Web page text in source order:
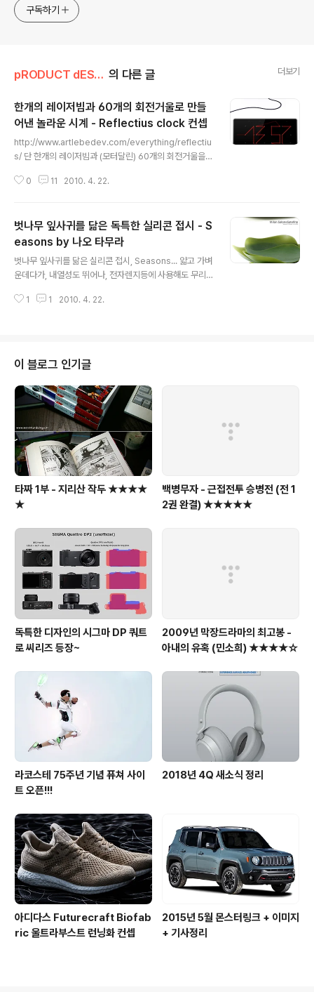
구독하기
pRODUCT dESIGN 의 다른 글 더보기
한개의 레이저빔과 60개의 회전거울로 만들
어낸 놀라운 시계 - Reflectius clock 컨셉
http://www.artlebedev.com/everything/reflectiu
s/ 단 한개의 레이저빔과 (모터달린) 60개의 회전거울을
bedev Studio 홈페이지에 들어가면 상세한 제작과정과
(art director), Anatol Latotin (designer), Alexei S
harshakov + Hyuh Jin Lee (industrial designer
s), Alexander Pozdeyev (modeler), Maxim Pavl
ukhin (engineer), Dmitry ..
0 11 2010. 4. 22.
벗나무 잎사귀를 닮은 독특한 실리콘 접시 - S
easons by 나오 타무라
벗나무 잎사귀를 닮은 실리콘 접시, Seasons... 얇고 가벼
운데다가, 내열성도 뛰어나, 전자렌지등에 사용해도 무리
박람회인 Salone Internazionale del Mobile 2010
1 1 2010. 4. 22.
이 블로그 인기글
타짜 1부 - 지리산 작두 ★★★★
★
백병무자 - 근접전투 승병전 (전 1
2권 완결) ★★★★★
독특한 디자인의 시그마 DP 쿼트
로 씨리즈 등장~
2009년 막장드라마의 최고봉 -
아내의 유혹 (민소희) ★★★★☆
라코스테 75주년 기념 퓨쳐 사이
트 오픈!!!
2018년 4Q 새소식 정리
아디다스 Futurecraft Biofab
ric 울트라부스트 런닝화 컨셉
2015년 5월 몬스터링크 + 이미지
+ 기사정리